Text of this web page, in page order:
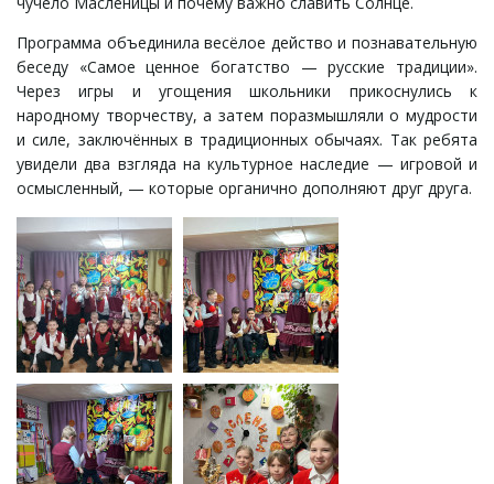
Программа объединила весёлое действо и познавательную
беседу «Самое ценное богатство — русские традиции».
Через игры и угощения школьники прикоснулись к
народному творчеству, а затем поразмышляли о мудрости
и силе, заключённых в традиционных обычаях. Так ребята
увидели два взгляда на культурное наследие — игровой и
осмысленный, — которые органично дополняют друг друга.